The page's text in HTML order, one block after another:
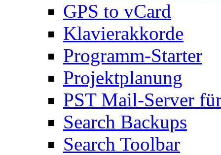
GPS to vCard
Klavierakkorde
Programm-Starter
Projektplanung
PST Mail-Server
Search Backups
Search Toolbar